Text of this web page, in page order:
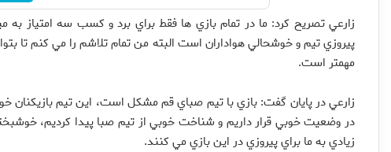
زارعي تصريح كرد: ما در تمام بازي ها فقط براي برد و كسب سه امتياز
پيروزي تيم و خوشحالي هواداران است البته من تمام تلاشم را مي كنم تا
مهمتر است.
زارعي در پايان گفت: بازي با تيم صباي قم مشكل است، اين تيم بازيكنان
در وضعيت خوبي قرار داريم و شناخت خوبي از تيم صبا پيدا كرديم،
زيادي به ما براي پيروزي در اين بازي مي كنند.